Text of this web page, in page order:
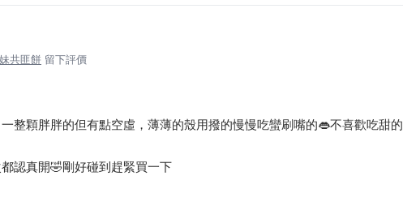
共匪餅 留下評價
整顆胖胖的但有點空虛，薄薄的殼用撥的慢慢吃蠻刷嘴的👄不喜歡吃甜的
認真開🤣剛好碰到趕緊買一下